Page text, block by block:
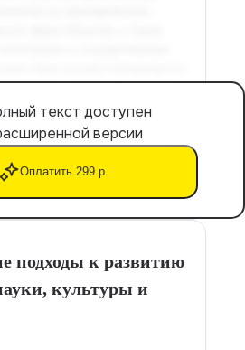
текст доступен
версии
Оплатить 299 р.
подходы к развитию
культуры и